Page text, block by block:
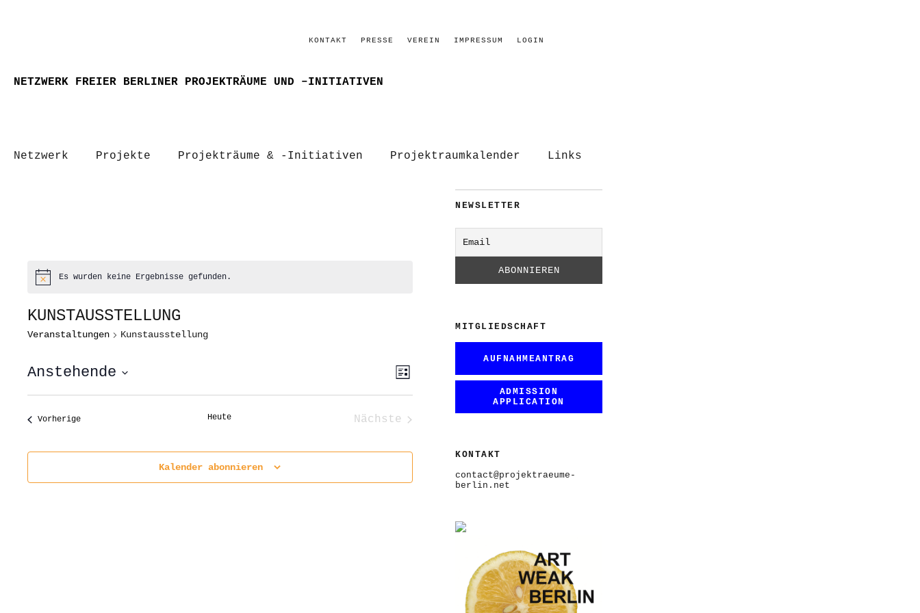
KONTAKT PRESSE VEREIN IMPRESSUM LOGIN
NETZWERK FREIER BERLINER PROJEKTRÄUME UND –INITIATIVEN
Netzwerk Projekte Projekträume & -Initiativen Projektraumkalender Links
HinweisEs wurden keine Ergebnisse gefunden.
KUNSTAUSSTELLUNG
Veranstaltungen Kunstausstellung
ANSICHTEN-
NAVIGATION
VERANSTALTUNG
ANSICHTEN-
Liste
Anstehende
wählen.
VorherigeVeranstaltungen Heute
Nächste
Kalender abonnieren
NEWSLETTER
MITGLIEDSCHAFT
AUFNAHMEANTRAG
ADMISSION
APPLICATION
KONTAKT
contact@projektraeume-
berlin.net